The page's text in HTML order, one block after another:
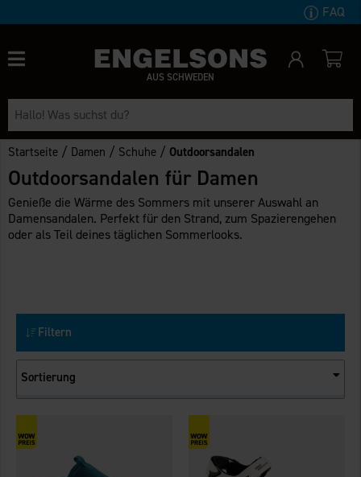
FAQ
AUS SCHWEDEN
Startseite / Damen / Schuhe / Outdoorsandalen
Outdoorsandalen für Damen
Genieße die Wärme des Sommers mit unserer Auswahl an
Damensandalen. Perfekt für den Strand, zum Spazierengehen
oder als Teil deines täglichen Sommerlooks.
Filtern
Sortierung